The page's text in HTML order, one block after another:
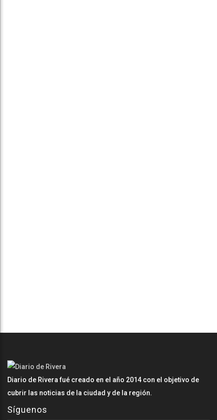
Diario de Rivera fué creado en el año 2014 con el objetivo de
cubrir las noticias de la ciudad y de la región.
Síguenos